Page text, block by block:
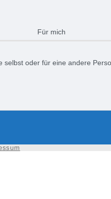
Für mich
selbst oder für eine andere